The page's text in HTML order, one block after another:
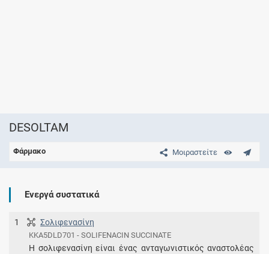
DESOLTAM
Μοιραστείτε
Φάρμακο
Ενεργά συστατικά
1 Σολιφενασίνη
KKA5DLD701 - SOLIFENACIN SUCCINATE
Η σολιφενασίνη είναι ένας ανταγωνιστικός αναστολέας